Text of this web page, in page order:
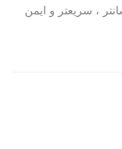
، سریعتر و ایمن